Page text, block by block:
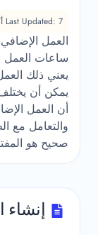
Last Updated: 7 أكتوبر، 2025
العمل
ساعات العمل
يمكن أن
أن العمل
والتعامل مع
صحيح هو